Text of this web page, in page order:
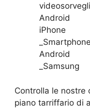
Android
iPhone
_Smartphone
Android
_Samsung
Controlla le nostre
piano tarriffario di